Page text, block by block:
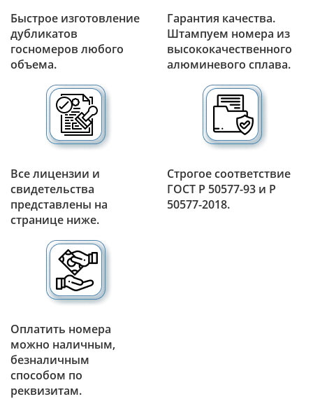
Быстрое изготовление
дубликатов
госномеров любого
объема.
Гарантия качества.
Штампуем номера из
высококачественного
алюминевого сплава.
Все лицензии и
свидетельства
представлены на
странице ниже.
Строгое соответствие
ГОСТ Р 50577-93 и Р
50577-2018.
Оплатить номера
можно наличным,
безналичным
способом по
реквизитам.